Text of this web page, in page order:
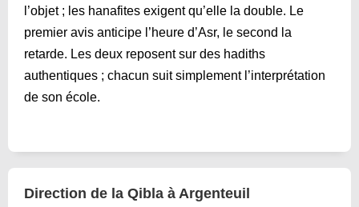
l’objet ; les hanafites exigent qu’elle la double. Le
premier avis anticipe l’heure d’Asr, le second la
retarde. Les deux reposent sur des hadiths
authentiques ; chacun suit simplement l’interprétation
de son école.
Direction de la Qibla à Argenteuil